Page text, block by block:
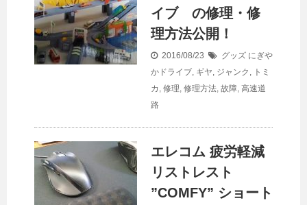
イブ の修理・修
理方法公開！
2016/08/23 グッズ にぎや
かドライブ, ギヤ, ジャンク , トミ
カ , 修理, 修理方法, 故障, 高速道
路
エレコム 疲労軽減
リストレスト
”COMFY” ショート